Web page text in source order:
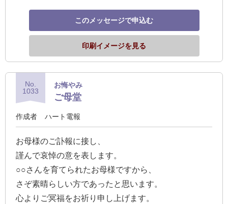
このメッセージで申込む
印刷イメージを見る
No.
1033
お悔やみ
ご母堂
作成者 ハート電報
お母様のご訃報に接し、
謹んで哀悼の意を表します。
○○さんを育てられたお母様ですから、
さぞ素晴らしい方であったと思います。
心よりご冥福をお祈り申し上げます。